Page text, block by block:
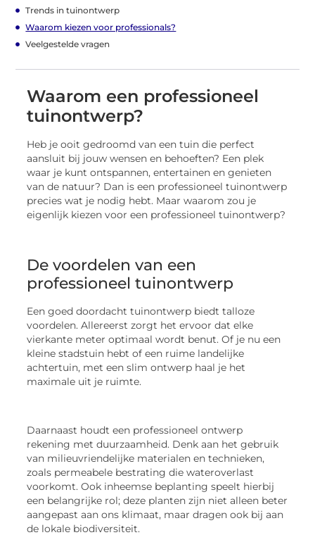
Trends in tuinontwerp
Waarom kiezen voor professionals?
Veelgestelde vragen
Waarom een professioneel
tuinontwerp?
Heb je ooit gedroomd van een tuin die perfect
aansluit bij jouw wensen en behoeften? Een plek
waar je kunt ontspannen, entertainen en genieten
van de natuur? Dan is een professioneel tuinontwerp
precies wat je nodig hebt. Maar waarom zou je
eigenlijk kiezen voor een professioneel tuinontwerp?
De voordelen van een
professioneel tuinontwerp
Een goed doordacht tuinontwerp biedt talloze
voordelen. Allereerst zorgt het ervoor dat elke
vierkante meter optimaal wordt benut. Of je nu een
kleine stadstuin hebt of een ruime landelijke
achtertuin, met een slim ontwerp haal je het
maximale uit je ruimte.
Daarnaast houdt een professioneel ontwerp
rekening met duurzaamheid. Denk aan het gebruik
van milieuvriendelijke materialen en technieken,
zoals permeabele bestrating die wateroverlast
voorkomt. Ook inheemse beplanting speelt hierbij
een belangrijke rol; deze planten zijn niet alleen beter
aangepast aan ons klimaat, maar dragen ook bij aan
de lokale biodiversiteit.